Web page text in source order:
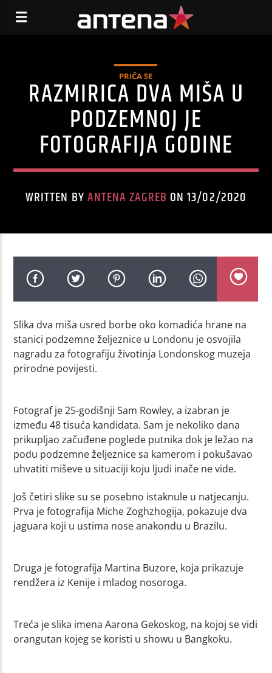
PRIČA SE
RAZMIRICA DVA MIŠA U
PODZEMNOJ JE
FOTOGRAFIJA GODINE
WRITTEN BYANTENA ZAGREB ON 13/02/2020
Slika dva miša usred borbe oko komadića hrane na
stanici podzemne željeznice u Londonu je osvojila
nagradu za fotografiju životinja Londonskog muzeja
prirodne povijesti.
Fotograf je 25-godišnji Sam Rowley, a izabran je
između 48 tisuća kandidata. Sam je nekoliko dana
prikupljao začuđene poglede putnika dok je ležao na
podu podzemne željeznice sa kamerom i pokušavao
uhvatiti miševe u situaciji koju ljudi inače ne vide.
Još četiri slike su se posebno istaknule u natjecanju.
Prva je fotografija Miche Zoghzhogija, pokazuje dva
jaguara koji u ustima nose anakondu u Brazilu.
Druga je fotografija Martina Buzore, koja prikazuje
rendžera iz Kenije i mladog nosoroga.
Treća je slika imena Aarona Gekoskog, na kojoj se vidi
orangutan kojeg se koristi u showu u Bangkoku.